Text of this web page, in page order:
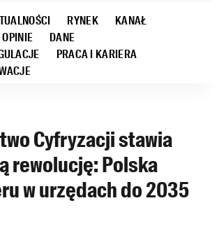
RYNEK
KANAŁ
OPINIE
DANE
PRACA I KARIERA
Cyfryzacji stawia
rewolucję: Polska
w urzędach do 2035